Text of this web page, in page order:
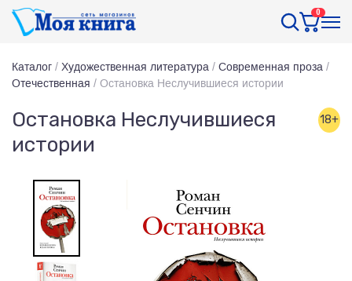
0
Каталог / Художественная литература / Современная проза /
Отечественная / Остановка Неслучившиеся истории
Остановка Неслучившиеся
истории
18+